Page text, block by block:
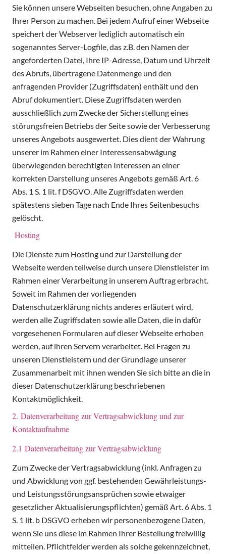
Sie können unsere Webseiten besuchen, ohne Angaben zu
Ihrer Person zu machen. Bei jedem Aufruf einer Webseite
speichert der Webserver lediglich automatisch ein
sogenanntes Server-Logfile, das z.B. den Namen der
angeforderten Datei, Ihre IP-Adresse, Datum und Uhrzeit
des Abrufs, übertragene Datenmenge und den
anfragenden Provider (Zugriffsdaten) enthält und den
Abruf dokumentiert. Diese Zugriffsdaten werden
ausschließlich zum Zwecke der Sicherstellung eines
störungsfreien Betriebs der Seite sowie der Verbesserung
unseres Angebots ausgewertet. Dies dient der Wahrung
unserer im Rahmen einer Interessensabwägung
überwiegenden berechtigten Interessen an einer
korrekten Darstellung unseres Angebots gemäß Art. 6
Abs. 1 S. 1 lit. f DSGVO. Alle Zugriffsdaten werden
spätestens sieben Tage nach Ende Ihres Seitenbesuchs
gelöscht.
Hosting
Die Dienste zum Hosting und zur Darstellung der
Webseite werden teilweise durch unsere Dienstleister im
Rahmen einer Verarbeitung in unserem Auftrag erbracht.
Soweit im Rahmen der vorliegenden
Datenschutzerklärung nichts anderes erläutert wird,
werden alle Zugriffsdaten sowie alle Daten, die in dafür
vorgesehenen Formularen auf dieser Webseite erhoben
werden, auf ihren Servern verarbeitet. Bei Fragen zu
unseren Dienstleistern und der Grundlage unserer
Zusammenarbeit mit ihnen wenden Sie sich bitte an die in
dieser Datenschutzerklärung beschriebenen
Kontaktmöglichkeit.
2. Datenverarbeitung zur Vertragsabwicklung und zur
Kontaktaufnahme
2.1 Datenverarbeitung zur Vertragsabwicklung
Zum Zwecke der Vertragsabwicklung (inkl. Anfragen zu
und Abwicklung von ggf. bestehenden Gewährleistungs-
und Leistungsstörungsansprüchen sowie etwaiger
gesetzlicher Aktualisierungspflichten) gemäß Art. 6 Abs. 1
S. 1 lit. b DSGVO erheben wir personenbezogene Daten,
wenn Sie uns diese im Rahmen Ihrer Bestellung freiwillig
mitteilen. Pflichtfelder werden als solche gekennzeichnet,